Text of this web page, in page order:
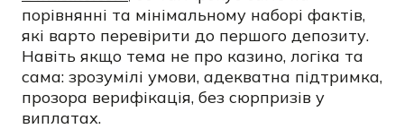
порівнянні та мінімальному наборі фактів,
які варто перевірити до першого депозиту.
Навіть якщо тема не про казино, логіка та
сама: зрозумілі умови, адекватна підтримка,
прозора верифікація, без сюрпризів у
виплатах.